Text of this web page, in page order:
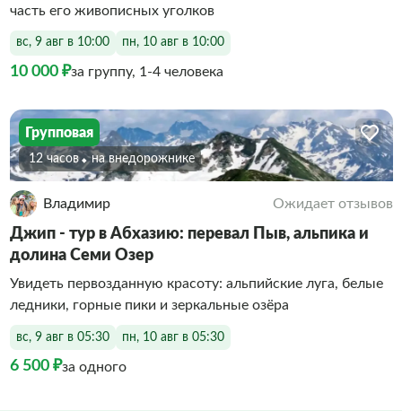
часть его живописных уголков
вс, 9 авг в 10:00 пн, 10 авг в 10:00
10 000 ₽за группу, 1-4 человека
Групповая
12 часов На внедорожнике
Владимир Ожидает отзывов
Джип - тур в Абхазию: перевал Пыв, альпика и
долина Семи Озер
Увидеть первозданную красоту: альпийские луга, белые
ледники, горные пики и зеркальные озёра
вс, 9 авг в 05:30 пн, 10 авг в 05:30
6 500 ₽за одного